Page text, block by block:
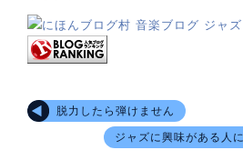
脱力したら弾けません
ジャズに興味がある人